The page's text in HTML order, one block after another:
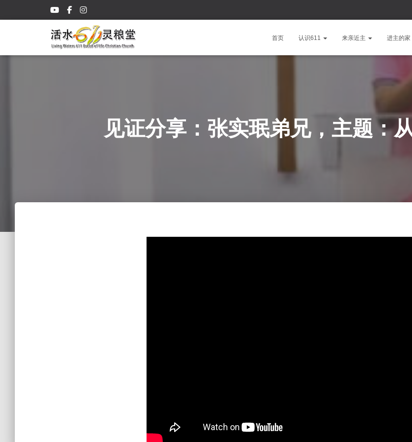
首页 认识611 来亲近主 进主的家
见证分享：张实珉弟兄，主题：